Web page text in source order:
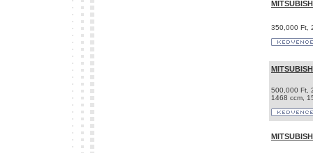
350,000 Ft,
500,000 Ft,
1468 ccm,